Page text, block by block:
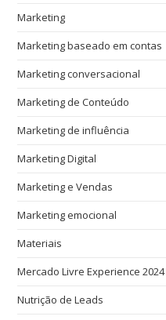
Marketing
Marketing baseado em contas
Marketing conversacional
Marketing de Conteúdo
Marketing de influência
Marketing Digital
Marketing e Vendas
Marketing emocional
Materiais
Mercado Livre Experience 2024
Nutrição de Leads